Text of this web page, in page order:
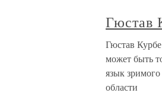
Гюстав
Гюстав
может быть
язык
области